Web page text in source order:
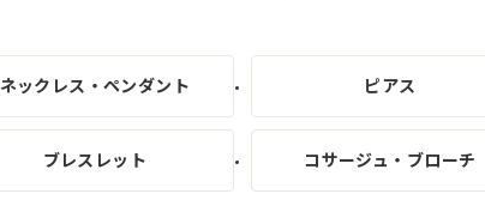
ネックレス・ペンダント ピアス
ブレスレット コサージュ・ブローチ